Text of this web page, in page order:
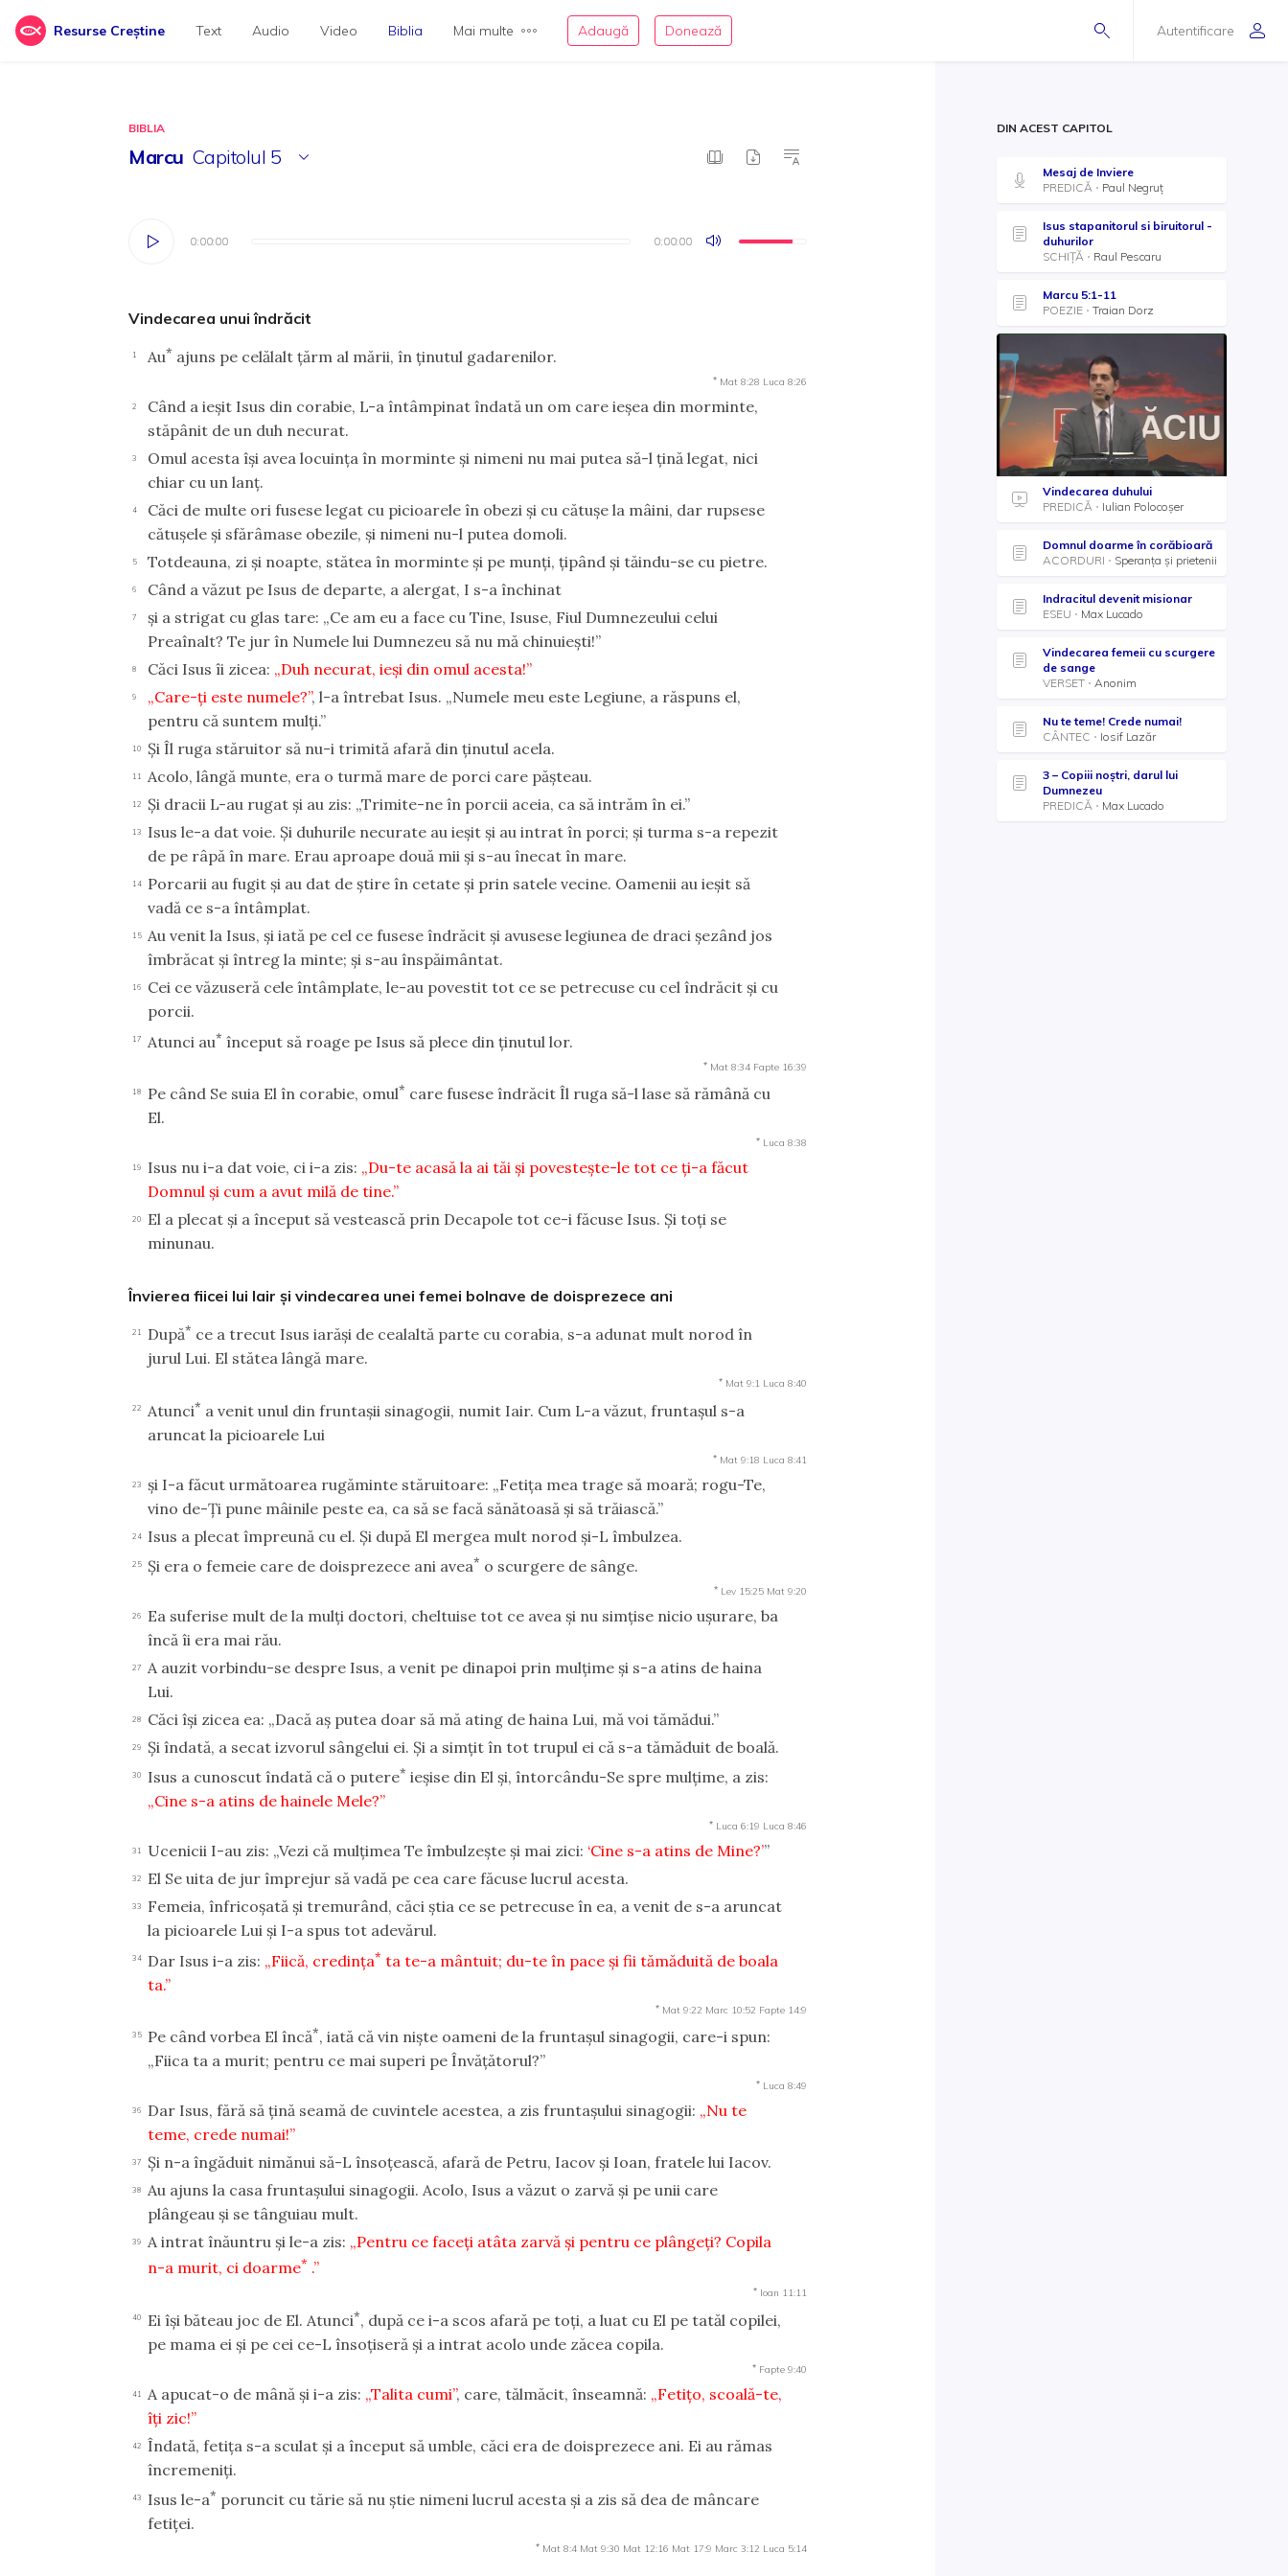
Resurse Creștine Autentificare
Text Audio Video Biblia Mai multe Adaugă Donează
BIBLIA
Marcu Capitolul 5
0:00:00 0:00:00
0:00:00 0:00:00
Vindecarea unui îndrăcit
1 Au* ajuns pe celălalt ţărm al mării, în ţinutul gadarenilor.
* Mat 8:28 Luca 8:26
2
Când a ieşit Isus din corabie, L-a întâmpinat îndată un om care ieşea din morminte,
stăpânit de un duh necurat.
3
Omul acesta îşi avea locuinţa în morminte şi nimeni nu mai putea să-l ţină legat, nici
chiar cu un lanţ.
4
Căci de multe ori fusese legat cu picioarele în obezi şi cu cătuşe la mâini, dar rupsese
cătuşele şi sfărâmase obezile, şi nimeni nu-l putea domoli.
5 Totdeauna, zi şi noapte, stătea în morminte şi pe munţi, ţipând şi tăindu-se cu pietre.
6 Când a văzut pe Isus de departe, a alergat, I s-a închinat
7
şi a strigat cu glas tare: „Ce am eu a face cu Tine, Isuse, Fiul Dumnezeului celui
Preaînalt? Te jur în Numele lui Dumnezeu să nu mă chinuieşti!”
8 Căci Isus îi zicea: „Duh necurat, ieşi din omul acesta!”
9 „Care-ţi este numele?”, l-a întrebat Isus. „Numele meu este Legiune, a răspuns el,
pentru că suntem mulţi.”
10 Şi Îl ruga stăruitor să nu-i trimită afară din ţinutul acela.
11 Acolo, lângă munte, era o turmă mare de porci care păşteau.
12 Şi dracii L-au rugat şi au zis: „Trimite-ne în porcii aceia, ca să intrăm în ei.”
13
Isus le-a dat voie. Şi duhurile necurate au ieşit şi au intrat în porci; şi turma s-a repezit
de pe râpă în mare. Erau aproape două mii şi s-au înecat în mare.
14
Porcarii au fugit şi au dat de ştire în cetate şi prin satele vecine. Oamenii au ieşit să
vadă ce s-a întâmplat.
15
Au venit la Isus, şi iată pe cel ce fusese îndrăcit şi avusese legiunea de draci şezând jos
îmbrăcat şi întreg la minte; şi s-au înspăimântat.
16
Cei ce văzuseră cele întâmplate, le-au povestit tot ce se petrecuse cu cel îndrăcit şi cu
porcii.
17 Atunci au* început să roage pe Isus să plece din ţinutul lor.
* Mat 8:34 Fapte 16:39
18 Pe când Se suia El în corabie, omul* care fusese îndrăcit Îl ruga să-l lase să rămână cu
El.
* Luca 8:38
19 Isus nu i-a dat voie, ci i-a zis: „Du-te acasă la ai tăi şi povesteşte-le tot ce ţi-a făcut
Domnul şi cum a avut milă de tine.”
20
El a plecat şi a început să vestească prin Decapole tot ce-i făcuse Isus. Şi toţi se
minunau.
Învierea fiicei lui Iair şi vindecarea unei femei bolnave de doisprezece ani
21 După* ce a trecut Isus iarăşi de cealaltă parte cu corabia, s-a adunat mult norod în
jurul Lui. El stătea lângă mare.
* Mat 9:1 Luca 8:40
22 Atunci* a venit unul din fruntaşii sinagogii, numit Iair. Cum L-a văzut, fruntaşul s-a
aruncat la picioarele Lui
* Mat 9:18 Luca 8:41
23
şi I-a făcut următoarea rugăminte stăruitoare: „Fetiţa mea trage să moară; rogu-Te,
vino de-Ţi pune mâinile peste ea, ca să se facă sănătoasă şi să trăiască.”
24 Isus a plecat împreună cu el. Şi după El mergea mult norod şi-L îmbulzea.
25 Şi era o femeie care de doisprezece ani avea* o scurgere de sânge.
* Lev 15:25 Mat 9:20
26
Ea suferise mult de la mulţi doctori, cheltuise tot ce avea şi nu simţise nicio uşurare, ba
încă îi era mai rău.
27
A auzit vorbindu-se despre Isus, a venit pe dinapoi prin mulţime şi s-a atins de haina
Lui.
28 Căci îşi zicea ea: „Dacă aş putea doar să mă ating de haina Lui, mă voi tămădui.”
29 Şi îndată, a secat izvorul sângelui ei. Şi a simţit în tot trupul ei că s-a tămăduit de boală.
30 Isus a cunoscut îndată că o putere* ieşise din El şi, întorcându-Se spre mulţime, a zis:
„Cine s-a atins de hainele Mele?”
* Luca 6:19 Luca 8:46
31 Ucenicii I-au zis: „Vezi că mulţimea Te îmbulzeşte şi mai zici: ‘Cine s-a atins de Mine?’”
32 El Se uita de jur împrejur să vadă pe cea care făcuse lucrul acesta.
33
Femeia, înfricoşată şi tremurând, căci ştia ce se petrecuse în ea, a venit de s-a aruncat
la picioarele Lui şi I-a spus tot adevărul.
34 Dar Isus i-a zis: „Fiică, credinţa* ta te-a mântuit; du-te în pace şi fii tămăduită de boala
ta.”
* Mat 9:22 Marc 10:52 Fapte 14:9
35 Pe când vorbea El încă*, iată că vin nişte oameni de la fruntaşul sinagogii, care-i spun:
„Fiica ta a murit; pentru ce mai superi pe Învăţătorul?”
* Luca 8:49
36 Dar Isus, fără să ţină seamă de cuvintele acestea, a zis fruntaşului sinagogii: „Nu te
teme, crede numai!”
37 Şi n-a îngăduit nimănui să-L însoţească, afară de Petru, Iacov şi Ioan, fratele lui Iacov.
38
Au ajuns la casa fruntaşului sinagogii. Acolo, Isus a văzut o zarvă şi pe unii care
plângeau şi se tânguiau mult.
39 A intrat înăuntru şi le-a zis: „Pentru ce faceţi atâta zarvă şi pentru ce plângeţi? Copila
n-a murit, ci doarme* .”
* Ioan 11:11
40 Ei îşi băteau joc de El. Atunci*, după ce i-a scos afară pe toţi, a luat cu El pe tatăl copilei,
pe mama ei şi pe cei ce-L însoţiseră şi a intrat acolo unde zăcea copila.
* Fapte 9:40
41 A apucat-o de mână şi i-a zis: „Talita cumi”, care, tălmăcit, înseamnă: „Fetiţo, scoală-te,
îţi zic!”
42
Îndată, fetiţa s-a sculat şi a început să umble, căci era de doisprezece ani. Ei au rămas
încremeniţi.
43 Isus le-a* poruncit cu tărie să nu ştie nimeni lucrul acesta şi a zis să dea de mâncare
fetiţei.
* Mat 8:4 Mat 9:30 Mat 12:16 Mat 17:9 Marc 3:12 Luca 5:14
DIN ACEST CAPITOL
Mesaj de Inviere
PREDICĂ
Paul Negruț
Isus stapanitorul si biruitorul -
duhurilor
SCHIȚĂ
Raul Pescaru
Marcu 5:1-11
POEZIE
Traian Dorz
Vindecarea duhului
PREDICĂ
Iulian Polocoșer
Domnul doarme în corăbioară
ACORDURI
Speranţa şi prietenii
Indracitul devenit misionar
ESEU
Max Lucado
Vindecarea femeii cu scurgere
de sange
VERSET
Anonim
Nu te teme! Crede numai!
CÂNTEC
Iosif Lazăr
3 – Copiii noștri, darul lui
Dumnezeu
PREDICĂ
Max Lucado